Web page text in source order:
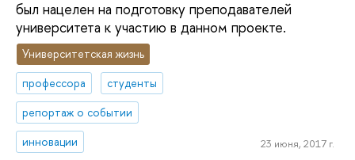
был нацелен на подготовку преподавателей
университета к участию в данном проекте.
Университетская жизнь
профессора
студенты
репортаж о событии
инновации
23 июня, 2017 г.